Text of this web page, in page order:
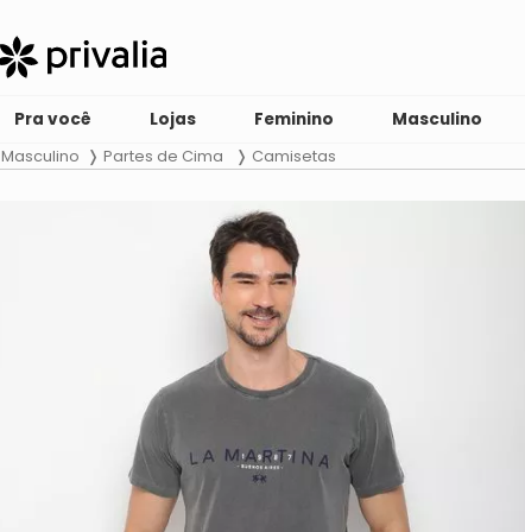
Pra você Lojas Feminino Masculino
Masculino Partes de Cima Camisetas